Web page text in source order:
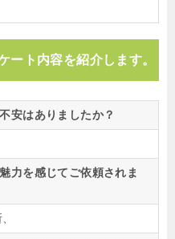
ート内容を紹介します。
安はありましたか？
力を感じてご依頼されま